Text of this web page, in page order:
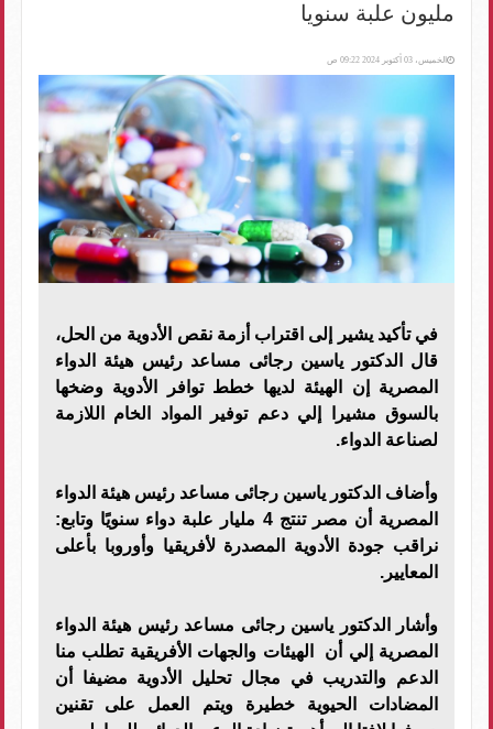
مليون علبة سنويا
الخميس، 03 أكتوبر 2024 09:22 ص
في تأكيد يشير إلى اقتراب أزمة نقص الأدوية من الحل،
قال الدكتور ياسين رجائى مساعد رئيس هيئة الدواء
المصرية إن الهيئة لديها خطط توافر الأدوية وضخها
بالسوق مشيرا إلي دعم توفير المواد الخام اللازمة
لصناعة الدواء.
وأضاف الدكتور ياسين رجائى مساعد رئيس هيئة الدواء
المصرية أن مصر تنتج 4 مليار علبة دواء سنويًا وتابع:
نراقب جودة الأدوية المصدرة لأفريقيا وأوروبا بأعلى
المعايير.
وأشار الدكتور ياسين رجائى مساعد رئيس هيئة الدواء
المصرية إلي أن الهيئات والجهات الأفريقية تطلب منا
الدعم والتدريب في مجال تحليل الأدوية مضيفا أن
المضادات الحيوية خطيرة ويتم العمل على تقنين